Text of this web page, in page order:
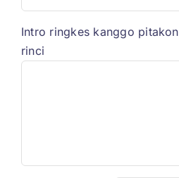
Intro ringkes kanggo
rinci